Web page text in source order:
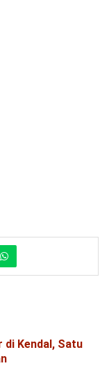
di Kendal, Satu